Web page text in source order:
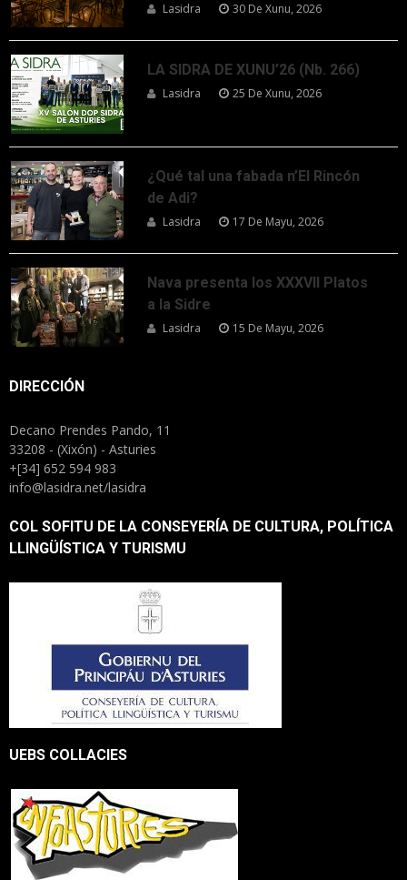
Lasidra 30 De Xunu, 2026
LA SIDRA DE XUNU’26 (Nb. 266)
Lasidra 25 De Xunu, 2026
¿Qué tal una fabada n’El Rincón
de Adi?
Lasidra 17 De Mayu, 2026
Nava presenta los XXXVII Platos
a la Sidre
Lasidra 15 De Mayu, 2026
DIRECCIÓN
Decano Prendes Pando, 11
33208 - (Xixón) - Asturies
+[34] 652 594 983
info@lasidra.net/lasidra
COL SOFITU DE LA CONSEYERÍA DE CULTURA, POLÍTICA
LLINGÜÍSTICA Y TURISMU
UEBS COLLACIES